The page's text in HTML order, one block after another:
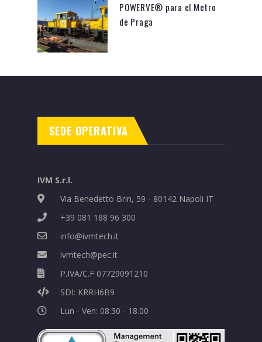
POWERVE® para el Metro
de Praga
SEDE OPERATIVA
IVM S.r.l.
Via Benedetto Brin, 59 - 80142 Napoli IT
+39 081 188 96 300
info@ivmtech.it
ivmtech@pec.it
P.IVA/C.F 07729091210
SDI: KRRH6B9
Lun - Ven: 08.30 - 18.00